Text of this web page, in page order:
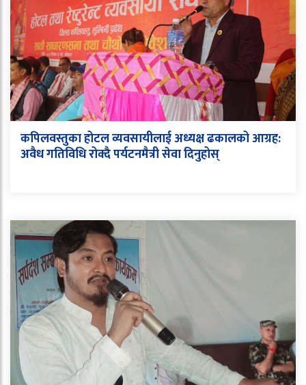
कपिलवस्तुका होटल व्यवसायीलाई अध्यक्ष ढकालको आग्रह:
अवैध गतिविधि रोक्दै पर्यटनमैत्री सेवा दिनुहोस्